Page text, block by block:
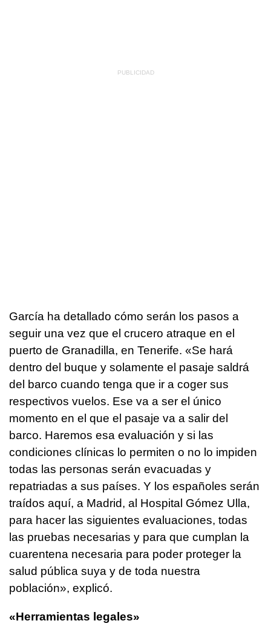
García ha detallado cómo serán los pasos a
seguir una vez que el crucero atraque en el
puerto de Granadilla, en Tenerife. «Se hará
dentro del buque y solamente el pasaje saldrá
del barco cuando tenga que ir a coger sus
respectivos vuelos. Ese va a ser el único
momento en el que el pasaje va a salir del
barco. Haremos esa evaluación y si las
condiciones clínicas lo permiten o no lo impiden
todas las personas serán evacuadas y
repatriadas a sus países. Y los españoles serán
traídos aquí, a Madrid, al Hospital Gómez Ulla,
para hacer las siguientes evaluaciones, todas
las pruebas necesarias y para que cumplan la
cuarentena necesaria para poder proteger la
salud pública suya y de toda nuestra
población», explicó.
«Herramientas legales»